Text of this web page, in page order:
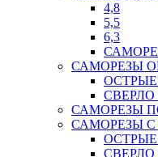
4,8
5,5
6,3
САМОРЕЗЫ
САМОРЕЗЫ
САМОРЕЗЫ